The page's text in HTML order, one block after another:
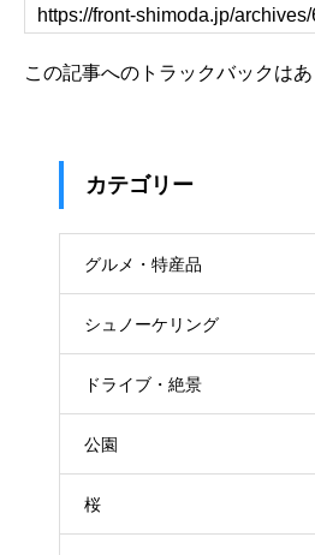
この記事へのトラックバックはあ
カテゴリー
グルメ・特産品
シュノーケリング
ドライブ・絶景
公園
桜